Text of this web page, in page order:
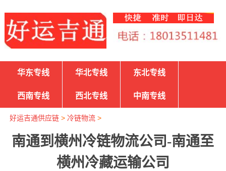
华东专线 华北专线 东北专线
西南专线 西北专线 中南专线
好运吉通供应链> 冷链物流>
南通到横州冷链物流公司-南通至
横州冷藏运输公司